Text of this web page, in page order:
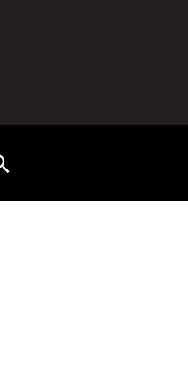
Search
for: